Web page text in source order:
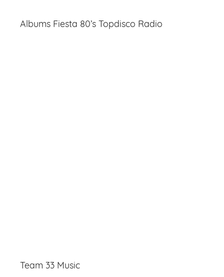
Albums Fiesta 80’s Topdisco Radio
Team 33 Music